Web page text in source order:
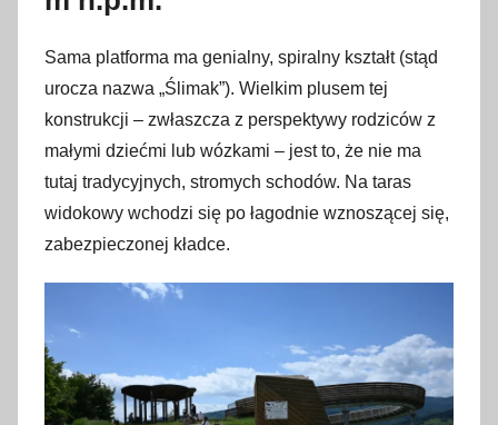
Sama platforma ma genialny, spiralny kształt (stąd
urocza nazwa „Ślimak”). Wielkim plusem tej
konstrukcji – zwłaszcza z perspektywy rodziców z
małymi dziećmi lub wózkami – jest to, że nie ma
tutaj tradycyjnych, stromych schodów. Na taras
widokowy wchodzi się po łagodnie wznoszącej się,
zabezpieczonej kładce.